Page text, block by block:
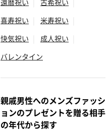
還暦祝い
古希祝い
喜寿祝い
米寿祝い
快気祝い
成人祝い
バレンタイン
親戚男性へのメンズファッシ
ョンのプレゼントを贈る相手
の年代から探す